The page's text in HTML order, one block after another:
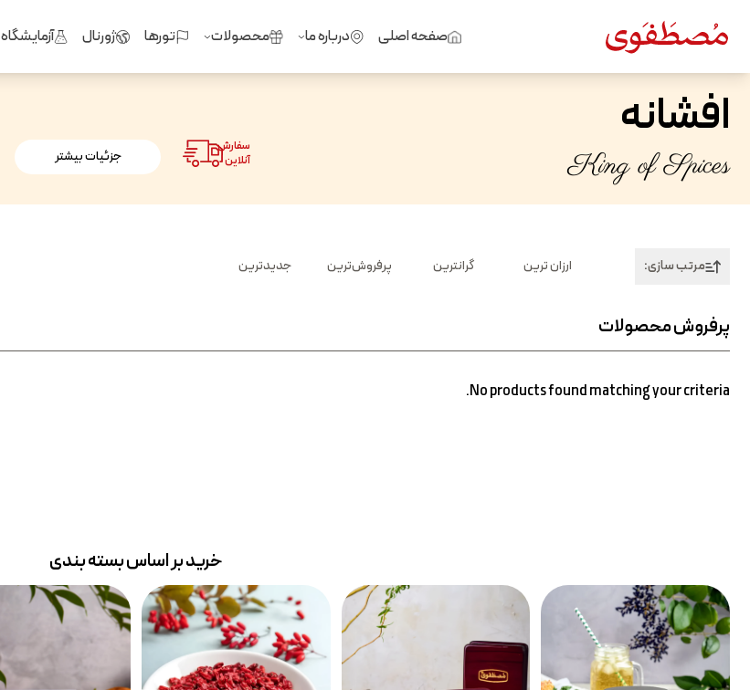
صفحه اصلی درباره ما محصولات تورها ژورنال آزمایشگاه
افشانه
King of Spices
سفارش
آنلاین
جزئیات بیشتر
مرتب سازی: ارزان ترین گرانترین پرفروش‌ترین جدیدترین
پرفروش محصولات
No products found matching your criteria.
خرید بر اساس بسته بندی